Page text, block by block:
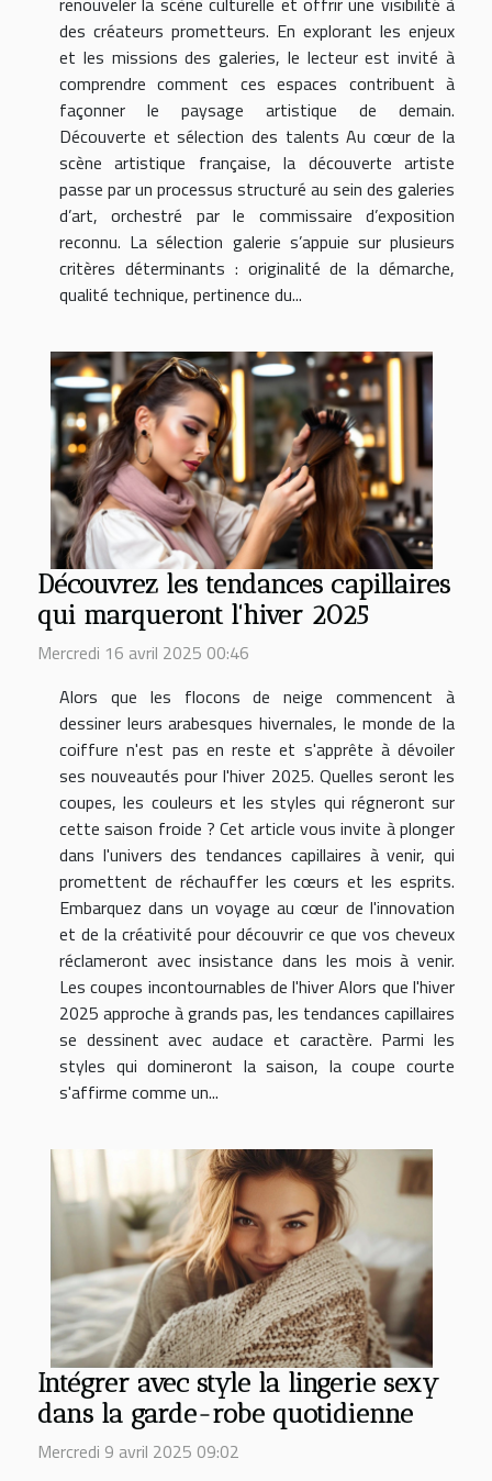
des créateurs prometteurs. En explorant les enjeux
et les missions des galeries, le lecteur est invité à
comprendre comment ces espaces contribuent à
façonner le paysage artistique de demain.
Découverte et sélection des talents Au cœur de la
scène artistique française, la découverte artiste
passe par un processus structuré au sein des galeries
d’art, orchestré par le commissaire d’exposition
reconnu. La sélection galerie s’appuie sur plusieurs
critères déterminants : originalité de la démarche,
qualité technique, pertinence du...
Découvrez les tendances capillaires
qui marqueront l'hiver 2025
Mercredi 16 avril 2025 00:46
Alors que les flocons de neige commencent à
dessiner leurs arabesques hivernales, le monde de la
coiffure n'est pas en reste et s'apprête à dévoiler
ses nouveautés pour l'hiver 2025. Quelles seront les
coupes, les couleurs et les styles qui régneront sur
cette saison froide ? Cet article vous invite à plonger
dans l'univers des tendances capillaires à venir, qui
promettent de réchauffer les cœurs et les esprits.
Embarquez dans un voyage au cœur de l'innovation
et de la créativité pour découvrir ce que vos cheveux
réclameront avec insistance dans les mois à venir.
Les coupes incontournables de l'hiver Alors que l'hiver
2025 approche à grands pas, les tendances capillaires
se dessinent avec audace et caractère. Parmi les
styles qui domineront la saison, la coupe courte
s'affirme comme un...
Intégrer avec style la lingerie sexy
dans la garde-robe quotidienne
Mercredi 9 avril 2025 09:02